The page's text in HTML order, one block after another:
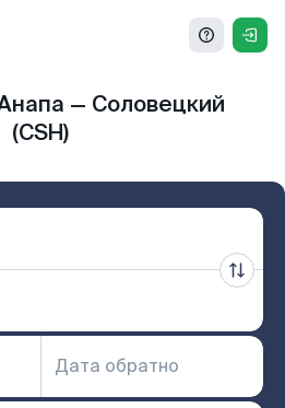
— Соловецкий
(CSH)